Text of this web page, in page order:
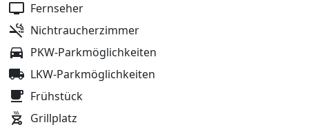
Fernseher
Nichtraucherzimmer
PKW-Parkmöglichkeiten
LKW-Parkmöglichkeiten
Frühstück
Grillplatz